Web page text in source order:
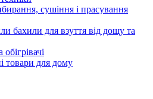
сушіння і прасування
бахили для взуття від дощу та
товари для дому